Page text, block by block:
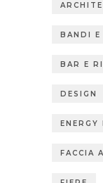
BANDI E
BAR E
DESIGN
ENERGY
FACCIA